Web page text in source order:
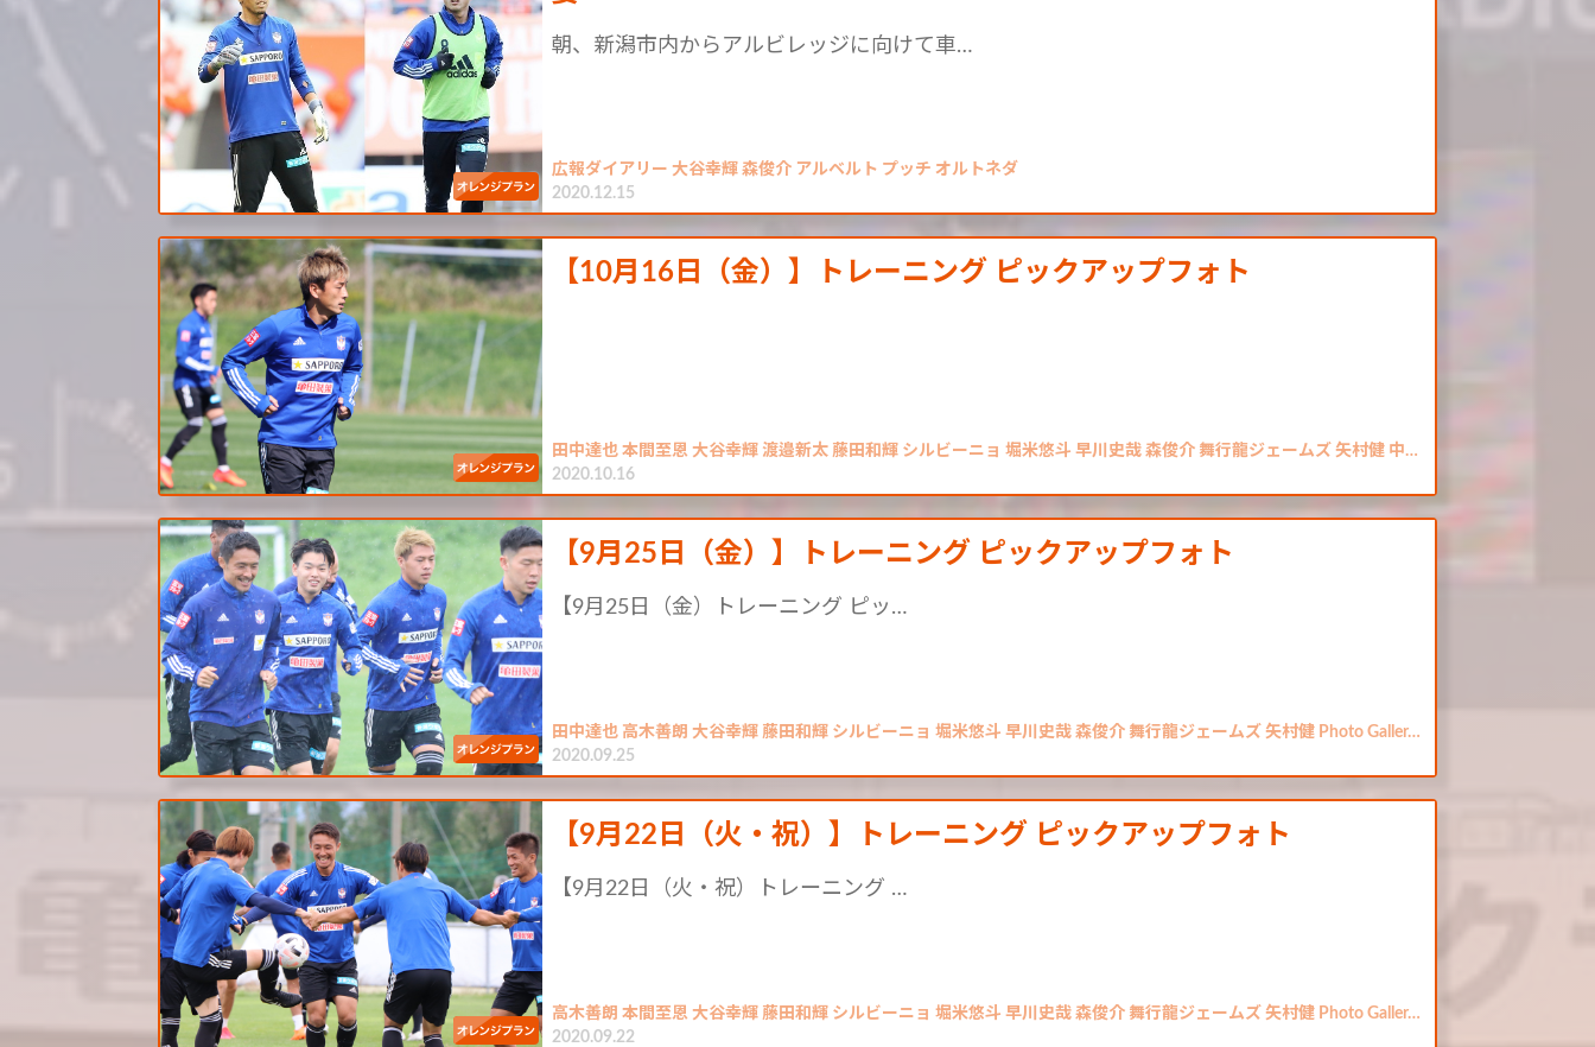
朝、新潟市内からアルビレッジに向けて車…
広報ダイアリー 大谷幸輝 森俊介 アルベルト プッチ オルトネダ
2020.12.15
【10月16日（金）】トレーニング ピックアップフォト
田中達也 本間至恩 大谷幸輝 渡邉新太 藤田和輝 シルビーニョ 堀米悠斗 早川史哉 森俊介 舞行龍ジェームズ 矢村健 中…
2020.10.16
【9月25日（金）】トレーニング ピックアップフォト
【9月25日（金）トレーニング ピッ…
田中達也 高木善朗 大谷幸輝 藤田和輝 シルビーニョ 堀米悠斗 早川史哉 森俊介 舞行龍ジェームズ 矢村健 Photo Galler…
2020.09.25
【9月22日（火・祝）】トレーニング ピックアップフォト
【9月22日（火・祝）トレーニング …
高木善朗 本間至恩 大谷幸輝 藤田和輝 シルビーニョ 堀米悠斗 早川史哉 森俊介 舞行龍ジェームズ 矢村健 Photo Galler…
2020.09.22